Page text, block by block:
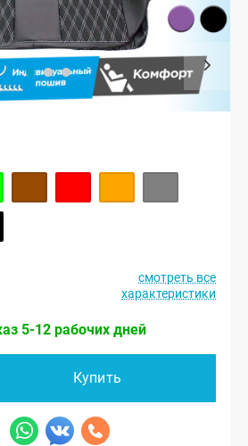
смотреть все
характеристики
5-12 рабочих дней
Купить